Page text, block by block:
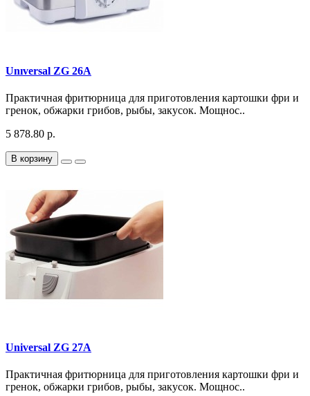
Unıversal ZG 26A
Практичная фритюрница для приготовления картошки фри и
гренок, обжарки грибов, рыбы, закусок. Мощнос..
5 878.80 р.
В корзину
Universal ZG 27A
Практичная фритюрница для приготовления картошки фри и
гренок, обжарки грибов, рыбы, закусок. Мощнос..